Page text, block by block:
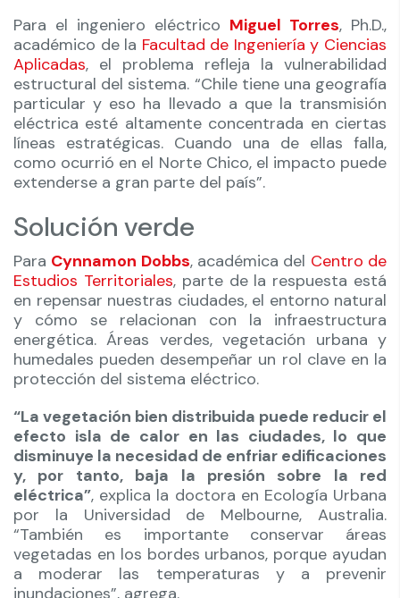
Para el ingeniero eléctrico Miguel Torres, Ph.D.,
académico de la Facultad de Ingeniería y Ciencias
Aplicadas, el problema refleja la vulnerabilidad
estructural del sistema. “Chile tiene una geografía
particular y eso ha llevado a que la transmisión
eléctrica esté altamente concentrada en ciertas
líneas estratégicas. Cuando una de ellas falla,
como ocurrió en el Norte Chico, el impacto puede
extenderse a gran parte del país”.
Solución verde
Para Cynnamon Dobbs, académica del Centro de
Estudios Territoriales, parte de la respuesta está
en repensar nuestras ciudades, el entorno natural
y cómo se relacionan con la infraestructura
energética. Áreas verdes, vegetación urbana y
humedales pueden desempeñar un rol clave en la
protección del sistema eléctrico.
“La vegetación bien distribuida puede reducir el
efecto isla de calor en las ciudades, lo que
disminuye la necesidad de enfriar edificaciones
y, por tanto, baja la presión sobre la red
eléctrica”, explica la doctora en Ecología Urbana
por la Universidad de Melbourne, Australia.
“También es importante conservar áreas
vegetadas en los bordes urbanos, porque ayudan
a moderar las temperaturas y a prevenir